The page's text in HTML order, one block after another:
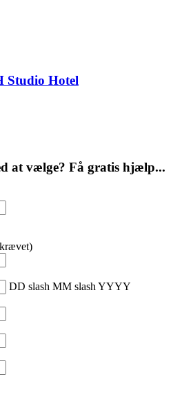
Studio Hotel
at vælge? Få gratis hjælp...
DD slash MM slash YYYY